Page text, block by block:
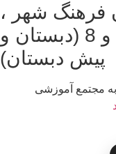
فرهنگ شهر ،
حدفاصل کوچه 6 و 8 (دبستان و
پیش دبستان)
مجتمع آموزشی